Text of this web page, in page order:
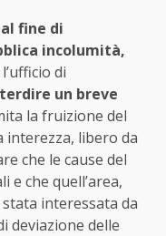
fine di
incolumità,
di
un breve
la fruizione del
interezza, libero da
che le cause del
che quell’area,
interessata da
deviazione delle